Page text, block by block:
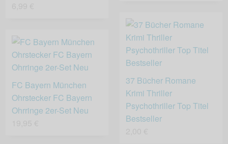
37 Bücher Romane
Krimi Thriller
Psychothriller Top Titel
Bestseller
FC Bayern München
Ohrstecker FC Bayern
Ohrringe 2er-Set Neu